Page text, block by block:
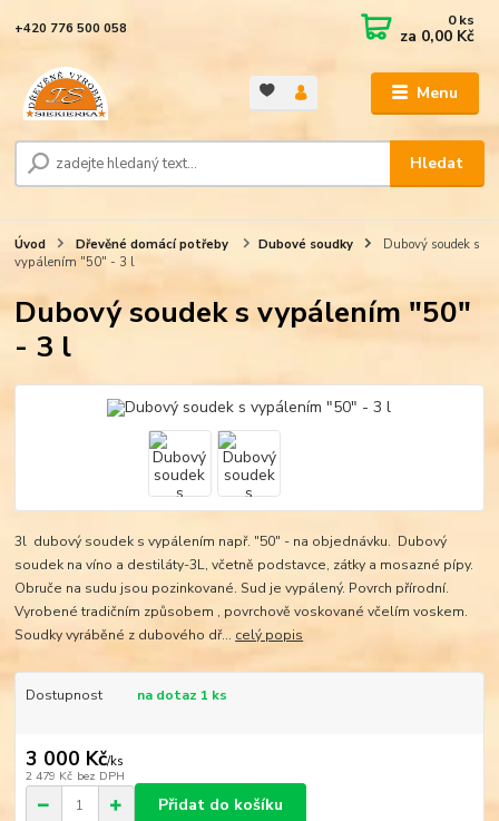
Menu
Hledat
+420 776 500 058 0ks
za 0,00 Kč
Úvod Dřevěné domácí potřeby Dubové soudky
Dubový soudek s
vypálením "50" - 3 l
Dubový soudek s vypálením "50"
- 3 l
3l dubový soudek s vypálením např. "50" - na objednávku. Dubový
soudek na víno a destiláty-3L, včetně podstavce, zátky a mosazné pípy.
Obruče na sudu jsou pozinkované. Sud je vypálený. Povrch přírodní.
Vyrobené tradičním způsobem , povrchově voskované včelím voskem.
Soudky vyráběné z dubového dř... celý popis
Dostupnost na dotaz 1 ks
3 000 Kč/ks
2 479 Kč bez DPH
Přidat do košíku